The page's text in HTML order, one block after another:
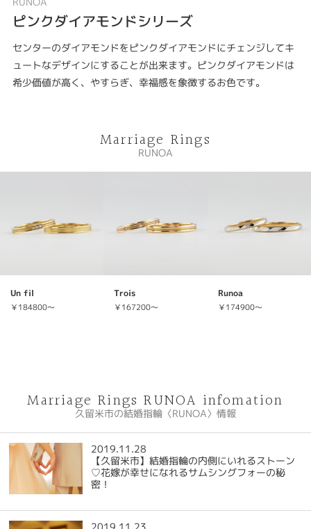
ピンクダイアモンドシリーズ
センターのダイアモンドをピンクダイアモンドにチェンジしてキ
ュートなデザインにすることが出来ます。ピンクダイアモンドは
希少価値が高く、やすらぎ、幸福感を象徴するお色です。
Marriage Rings
RUNOA
Un fil
￥184800～
Trois
￥167200～
Runoa
￥174900～
Marriage Rings RUNOA infomation
久留米市の結婚指輪〈RUNOA〉情報
2019.11.28
【久留米市】結婚指輪の内側にいれるストーン
♡花嫁が幸せになれるサムシングフォーの秘
密！